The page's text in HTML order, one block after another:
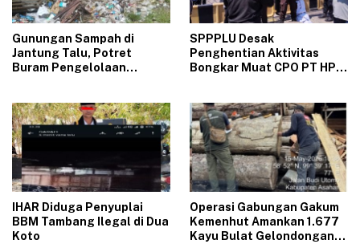
Gunungan Sampah di
Jantung Talu, Potret
Buram Pengelolaan
‎SPPPLU Desak
Penghentian Aktivitas
Bongkar Muat CPO PT HPP
‎IHAR Diduga Penyuplai
BBM Tambang Ilegal di Dua
Koto‎
Operasi Gabungan Gakum
Kemenhut Amankan 1.677
Kayu Bulat Gelondongan